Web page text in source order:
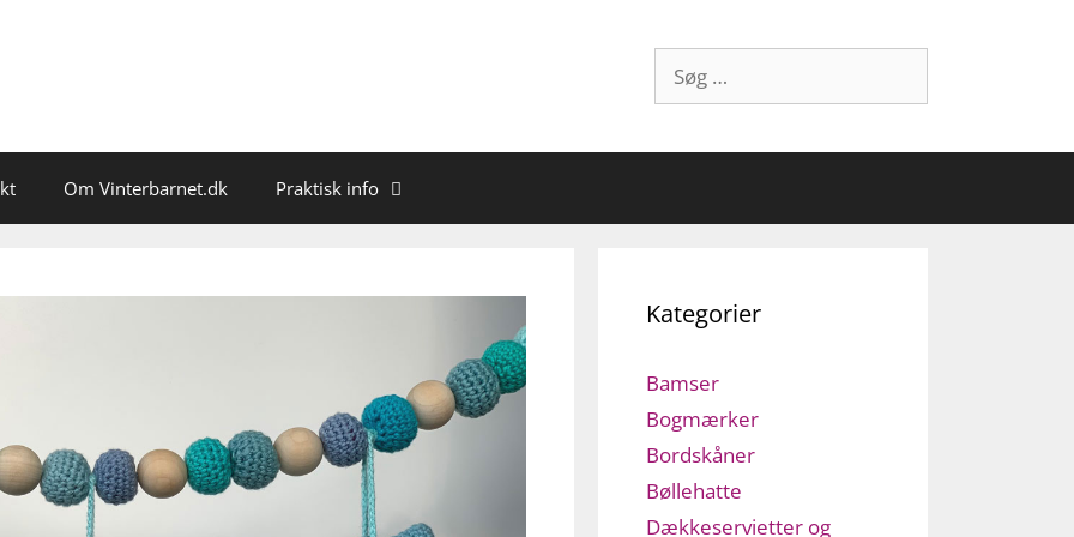
efter:
Om Vinterbarnet.dk Praktisk info
Kategorier
Bamser
Bogmærker
Bordskåner
Bøllehatte
Dækkeservietter og